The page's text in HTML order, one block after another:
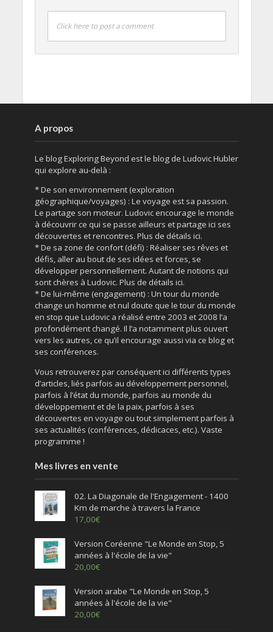
Click here to post a comment
A propos
Le blog Exploring Beyond est le blog de Ludovic Hubler
qui explore au-delà :
* De son environnement (exploration
géographique/voyages) : Le voyage est sa passion.
Le partage son moteur. Ludovic encourage le monde
à découvrir ce qui se passe ailleurs et partage ici ses
découvertes et rencontres. Plus de détails ici.
* De sa zone de confort (défi) : Réaliser ses rêves et
défis, aller au bout de ses idées et forces, se
développer personnellement. Autant de notions qui
sont chères à Ludovic. Plus de détails ici.
* De lui-même (engagement) : Un tour du monde
change un homme et nul doute que le tour du monde
en stop que Ludovic a réalisé entre 2003 et 2008 l’a
profondément changé. Il l’a notamment plus ouvert
vers les autres, ce qu’il encourage aussi via ce blog et
ses conférences.
Vous retrouverez par conséquent ici différents types
d’articles, liés parfois au développement personnel,
parfois à l’état du monde, parfois au monde du
développement et de la paix, parfois à ses
découvertes en voyage ou tout simplement parfois à
ses actualités (conférences, dédicaces, etc.). Vaste
programme !
Mes livres en vente
02. La Diagonale de l'Engagement - 1400
Km de marche à travers la France
17,00€
Version Coréenne "Le Monde en Stop, 5
années à l'école de la vie"
20,00€
Version arabe "Le Monde en Stop, 5
années à l'école de la vie"
20,00€